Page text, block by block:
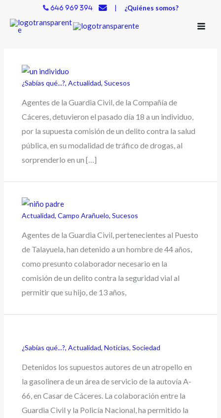
contenido
646 969 394 | ¿Quiénes somos?
¿Sabías qué...?,Actualidad,Sucesos
Agentes de la Guardia Civil, de la Compañía de
Cáceres, detuvieron el pasado día 18 a un individuo,
por la supuesta comisión de un delito contra la salud
pública, en su modalidad de tráfico de drogas, al
sorprenderlo en un […]
Actualidad,Campo Arañuelo,Sucesos
Agentes de la Guardia Civil, pertenecientes al Puesto
de Talayuela, han detenido a un hombre de 44 años,
como presunto colaborador necesario en la
comisión de un delito contra la seguridad vial al
permitir que su hijo, de 13 años,
¿Sabías qué...?,Actualidad,Noticias,Sociedad
Detenidos los supuestos autores de un atropello en
la gasolinera de un área de servicio de la autovía A-
66, en Casar de Cáceres. La colaboración entre la
Guardia Civil y la Policía Nacional, ha permitido la